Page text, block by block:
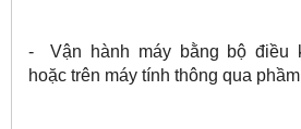
- Vận hành máy bằng bộ điều
hoặc trên máy tính thông qua